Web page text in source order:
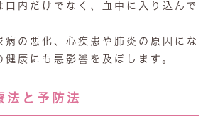
口内だけでなく、血中に入り込んで
病の悪化、心疾患や肺炎の原因にな
健康にも悪影響を及ぼします。
法と予防法